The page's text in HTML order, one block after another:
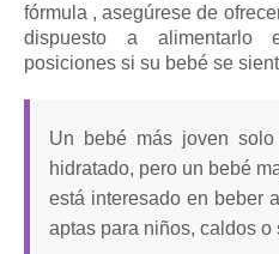
fórmula , asegúrese de
dispuesto a alimentarlo
posiciones si su bebé se
Un bebé más joven
hidratado, pero un bebé
está interesado en beber
aptas para niños, caldos